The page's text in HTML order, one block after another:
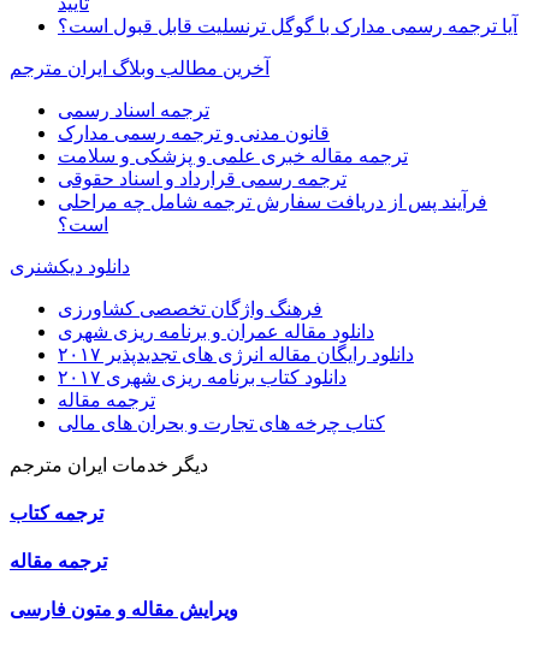
آیا ترجمه رسمی مدارک با گوگل ترنسلیت قابل قبول است؟
آخرین مطالب وبلاگ ایران مترجم
ترجمه اسناد رسمی
قانون مدنی و ترجمه رسمی مدارک
ترجمه مقاله خبری علمی و پزشکی و سلامت
ترجمه رسمی قرارداد و اسناد حقوقی
فرآیند پس از دریافت سفارش ترجمه شامل چه مراحلی
است؟
دانلود دیکشنری
فرهنگ واژگان تخصصی کشاورزی
دانلود مقاله عمران و برنامه ریزی شهری
دانلود رایگان مقاله انرژی های تجدیدپذیر ۲۰۱۷
دانلود کتاب برنامه ریزی شهری ۲۰۱۷
ترجمه مقاله
کتاب چرخه های تجارت و بحران های مالی
دیگر خدمات ایران مترجم
ترجمه کتاب
ترجمه مقاله
ویرایش مقاله و متون فارسی